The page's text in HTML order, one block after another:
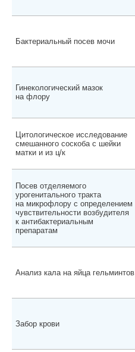
Бактериальный посев мочи
Гинекологический мазок
на флору
Цитологическое исследование
смешанного соскоба с шейки
матки и из ц/к
Посев отделяемого
урогенитального тракта
на микрофлору с определением
чувствительности возбудителя
к антибактериальным
препаратам
Анализ кала на яйца гельминтов
Забор крови